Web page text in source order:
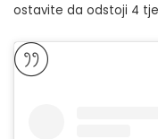
ostavite da odstoji 4